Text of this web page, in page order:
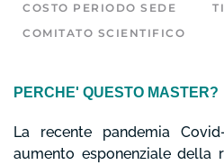
COSTO PERIODO SEDE
COMITATO SCIENTIFICO
PERCHE' QUESTO MASTER?
La recente pandemia
aumento esponenziale della